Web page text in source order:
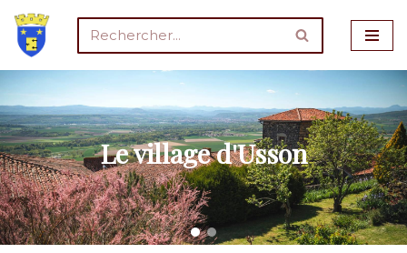
Aller
au
contenu
Le village d'Usson